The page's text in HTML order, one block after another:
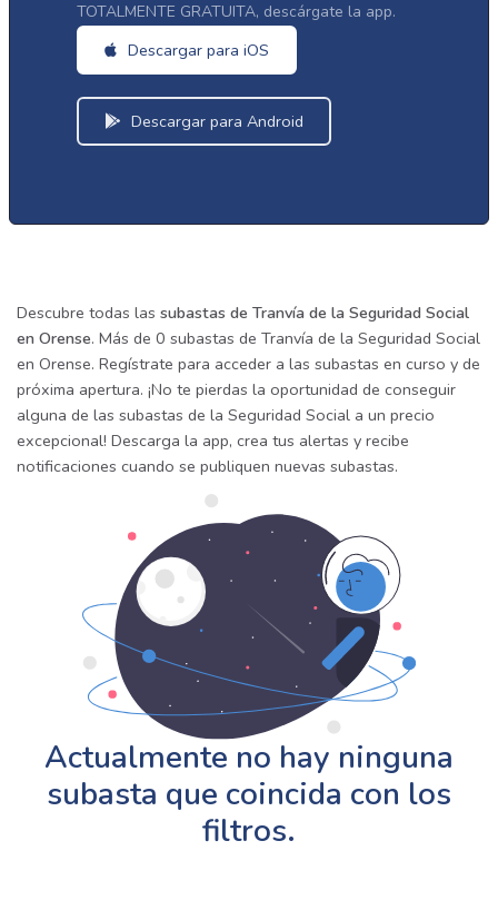
TOTALMENTE GRATUITA, descárgate la app.
Descargar para iOS
Descargar para Android
Descubre todas las subastas de Tranvía de la Seguridad Social
en Orense. Más de 0 subastas de Tranvía de la Seguridad Social
en Orense. Regístrate para acceder a las subastas en curso y de
próxima apertura. ¡No te pierdas la oportunidad de conseguir
alguna de las subastas de la Seguridad Social a un precio
excepcional! Descarga la app, crea tus alertas y recibe
notificaciones cuando se publiquen nuevas subastas.
Actualmente no hay ninguna
subasta que coincida con los
filtros.